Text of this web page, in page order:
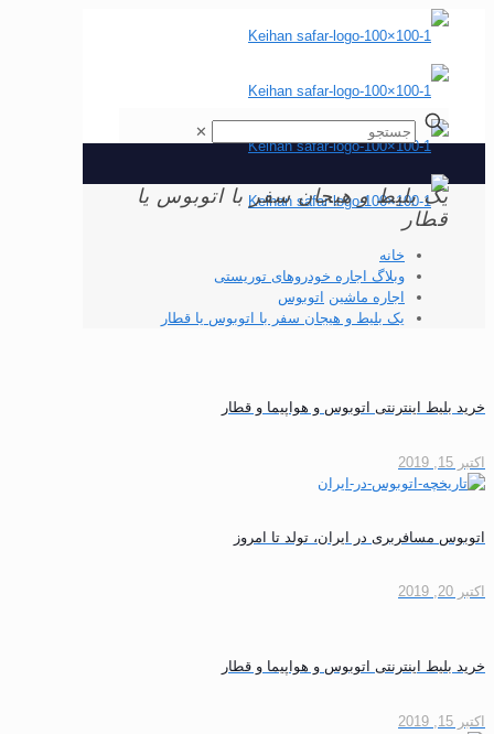
✕
یک بلیط و هیجان سفر با اتوبوس یا
قطار
خانه
وبلاگ اجاره خودروهای توریستی
اجاره ماشین اتوبوس
یک بلیط و هیجان سفر با اتوبوس یا قطار
خرید بلیط اینترنتی اتوبوس و هواپیما و قطار
اکتبر 15, 2019
اتوبوس مسافربری در ایران، تولد تا امروز
اکتبر 20, 2019
خرید بلیط اینترنتی اتوبوس و هواپیما و قطار
اکتبر 15, 2019